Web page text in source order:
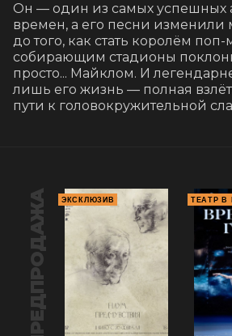
Он — один из самых успешных
времен, а его песни изменили
до того, как стать королём
собирающим стадионы
просто... Майклом. И
лишь его жизнь — полная
пути к головокружительной
ПРЕДПРОДАЖА ЭКСКЛЮЗИВ ТЕАТР В